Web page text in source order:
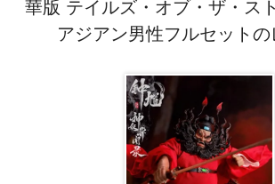
華版 テイルズ・オブ・ザ・ス
アジアン男性フルセット